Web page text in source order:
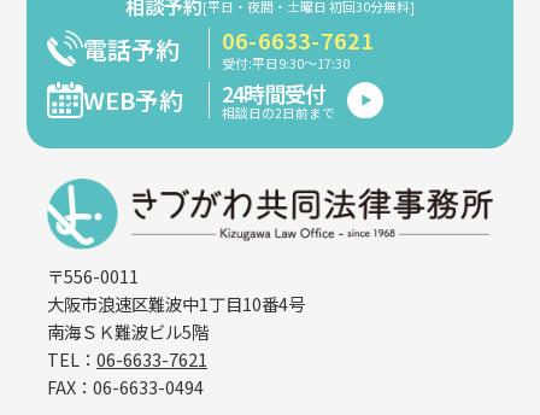
相談予約[平日・夜間・土曜日 初回30分無料]
電話予約 06-6633-7621
受付:平日9:30～17:30
WEB予約 24時間受付
相談日の2日前まで
〒556-0011
大阪市浪速区難波中1丁目10番4号
南海ＳＫ難波ビル5階
TEL： 06-6633-7621
FAX：06-6633-0494